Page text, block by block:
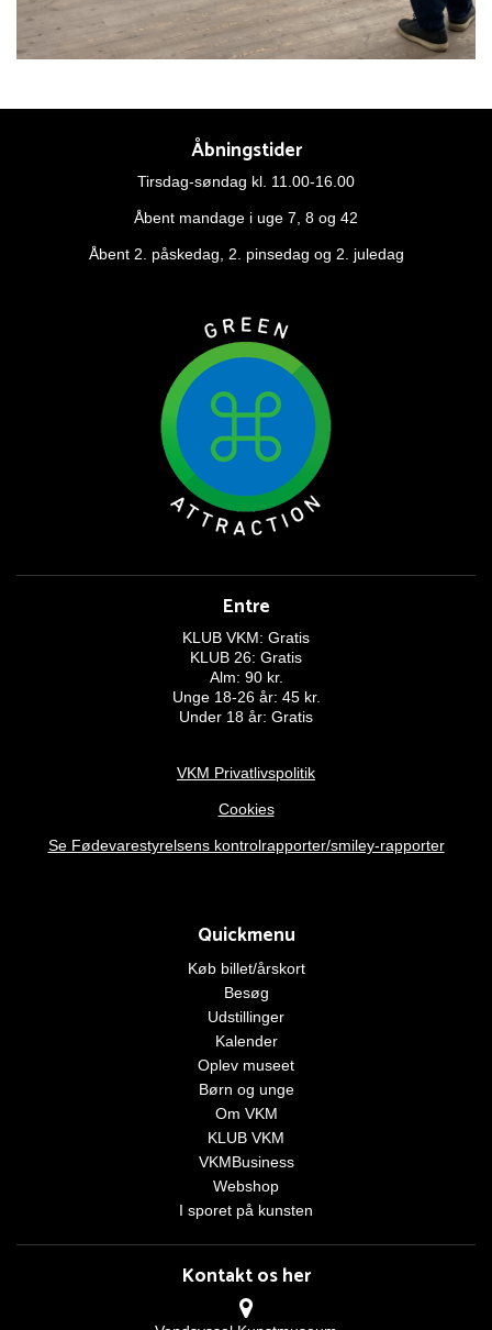
Åbningstider
Tirsdag-søndag kl. 11.00-16.00
Åbent mandage i uge 7, 8 og 42
Åbent 2. påskedag, 2. pinsedag og 2. juledag
Entre
KLUB VKM: Gratis
KLUB 26: Gratis
Alm: 90 kr.
Unge 18-26 år: 45 kr.
Under 18 år: Gratis
VKM Privatlivspolitik
Cookies
Se Fødevarestyrelsens kontrolrapporter/smiley-rapporter
Quickmenu
Køb billet/årskort
Besøg
Udstillinger
Kalender
Oplev museet
Børn og unge
Om VKM
KLUB VKM
VKMBusiness
Webshop
I sporet på kunsten
Kontakt os her